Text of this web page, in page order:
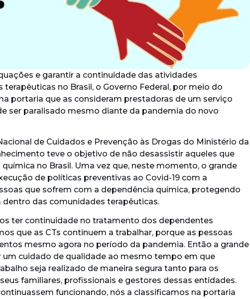
e garantir a continuidade das atividades
no Brasil, o Governo Federal, por meio do
portaria que as consideram prestadoras de um serviço
ser paralisado mesmo diante da pandemia do novo
de Cuidados e Prevenção às Drogas do Ministério da
teve o objetivo de não desassistir aqueles que
no Brasil. Uma vez que, neste momento, o grande
de políticas preventivas ao Covid-19 com a
que sofrem com a dependência química, protegendo
das comunidades terapêuticas.
ter continuidade no tratamento dos dependentes
que as CTs continuem a trabalhar, porque as pessoas
mesmo agora no período da pandemia. Então a grande
cuidado de qualidade ao mesmo tempo em que
seja realizado de maneira segura tanto para os
familiares, profissionais e gestores dessas entidades.
funcionando, nós a classificamos na portaria